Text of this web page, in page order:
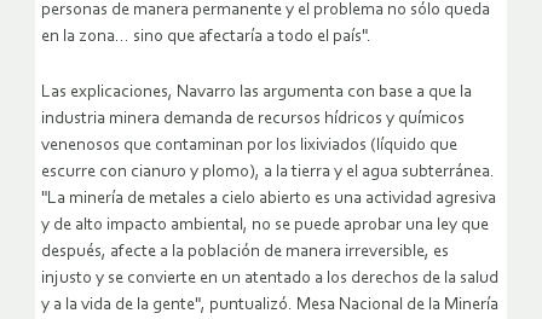
personas de manera permanente y el problema no sólo queda
en la zona… sino que afectaría a todo el país".
Las explicaciones, Navarro las argumenta con base a que la
industria minera demanda de recursos hídricos y químicos
venenosos que contaminan por los lixiviados (líquido que
escurre con cianuro y plomo), a la tierra y el agua subterránea.
"La minería de metales a cielo abierto es una actividad agresiva
y de alto impacto ambiental, no se puede aprobar una ley que
después, afecte a la población de manera irreversible, es
injusto y se convierte en un atentado a los derechos de la salud
y a la vida de la gente", puntualizó. Mesa Nacional de la Minería